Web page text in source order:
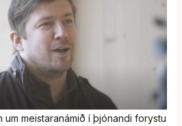
meistaranámið í þjónandi forystu